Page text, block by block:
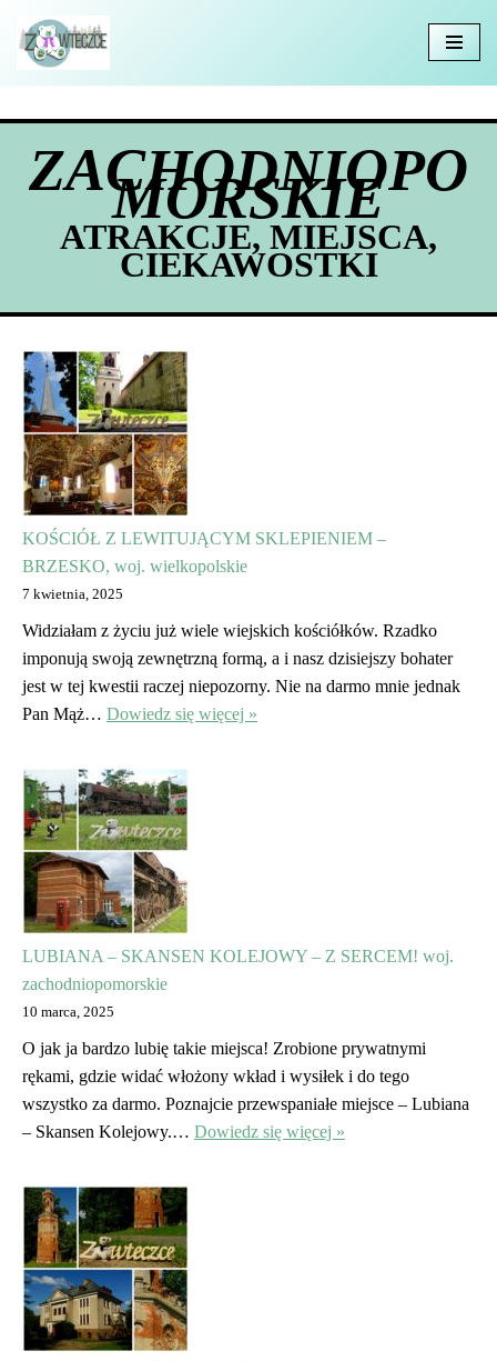
Przejdź
treści
ZACHODNIOPO
MORSKIE
ATRAKCJE, MIEJSCA,
CIEKAWOSTKI
KOŚCIÓŁ Z LEWITUJĄCYM SKLEPIENIEM –
BRZESKO, woj. wielkopolskie
7 kwietnia, 2025
Widziałam z życiu już wiele wiejskich kościółków. Rzadko
imponują swoją zewnętrzną formą, a i nasz dzisiejszy bohater
jest w tej kwestii raczej niepozorny. Nie na darmo mnie jednak
Pan Mąż… Dowiedz się więcej »
LUBIANA – SKANSEN KOLEJOWY – Z SERCEM! woj.
zachodniopomorskie
10 marca, 2025
O jak ja bardzo lubię takie miejsca! Zrobione prywatnymi
rękami, gdzie widać włożony wkład i wysiłek i do tego
wszystko za darmo. Poznajcie przewspaniałe miejsce – Lubiana
– Skansen Kolejowy.… Dowiedz się więcej »